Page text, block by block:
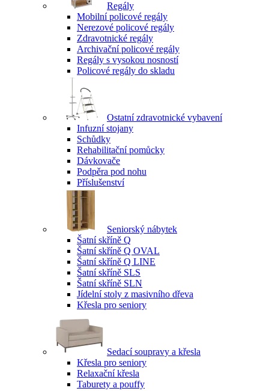
Regály
Mobilní policové regály
Nerezové policové regály
Zdravotnické regály
Archivační policové regály
Regály s vysokou nosností
Policové regály do skladu
Ostatní zdravotnické vybavení
Infuzní stojany
Schůdky
Rehabilitační pomůcky
Dávkovače
Podpěra pod nohu
Příslušenství
Seniorský nábytek
Šatní skříně Q
Šatní skříně Q OVAL
Šatní skříně Q LINE
Šatní skříně SLS
Šatní skříně SLN
Jídelní stoly z masivního dřeva
Křesla pro seniory
Sedací soupravy a křesla
Křesla pro seniory
Relaxační křesla
Taburety a pouffy